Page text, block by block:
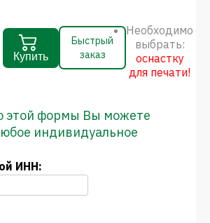
Купить
Быстрый
заказ
Необходимо
выбрать:
оснастку
для печати!
этой формы Вы можете
индивидуальное
ИНН: